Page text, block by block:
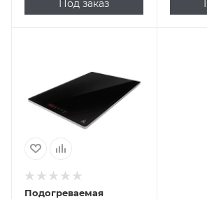
Под заказ
Подогреваемая